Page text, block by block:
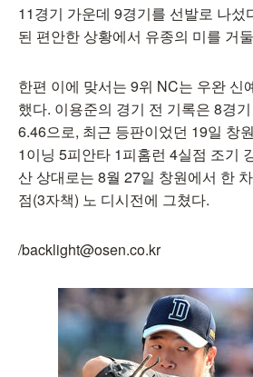
11경기 가운데 9경기를 선발로 나섰
된 편안한 상황에서 유종의 미를 거
한편 이에 맞서는 9위 NC는 우완 신
했다. 이용준의 경기 전 기록은 8경
6.46으로, 최근 등판이었던 19일 창
1이닝 5피안타 1피홈런 4실점 조기
산 상대로는 8월 27일 창원에서 한
점(3자책) 노 디시전에 그쳤다.
/backlight@osen.co.kr